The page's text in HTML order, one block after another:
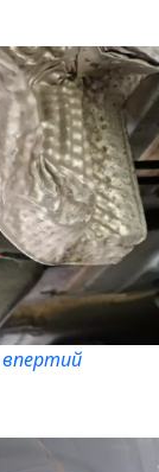
впертий